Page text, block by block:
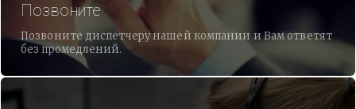
Позвоните
Позвоните диспетчеру нашей компании и Вам ответят
без промедлений.